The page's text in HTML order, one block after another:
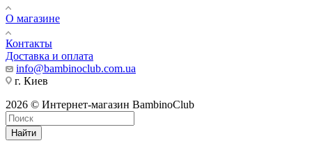
О магазине
Контакты
Доставка и оплата
info@bambinoclub.com.ua
г. Киев
2026 © Интернет-магазин BambinoClub
Найти